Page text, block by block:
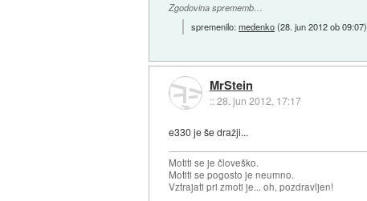
Zgodovina sprememb…
spremenilo:medenko(28. jun 2012 ob 09:07)
MrStein
::28. jun 2012, 17:17
e330 je še dražji...
Motiti se je človeško.
Motiti se pogosto je neumno.
Vztrajati pri zmoti je... oh, pozdravljen!